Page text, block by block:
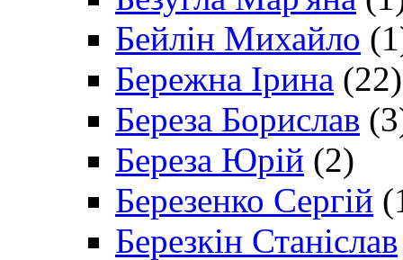
Бейлін Михайло
Бережна Ірина (22)
Береза Борислав
Береза Юрій (2)
Березенко Сергій
Березкін Станіслав